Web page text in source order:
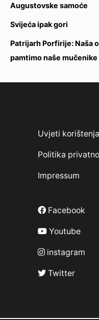
Augustovske samoće
Svijeća ipak gori
Patrijarh Porfirije: Naša
pamtimo naše mučenike
Uvjeti korištenja
Politika
Impressum
Facebook
Youtube
instagram
Twitter